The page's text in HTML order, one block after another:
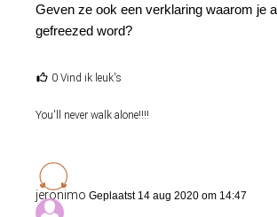
Geven ze ook een verklaring waarom je
gefreezed word?
0 Vind ik leuk's
You'll never walk alone!!!!
jeronimo Geplaatst 14 aug 2020 om 14:47